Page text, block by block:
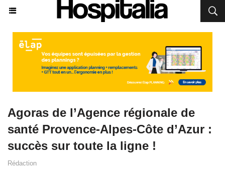
Agoras de l’Agence régionale de
santé Provence-Alpes-Côte d’Azur :
succès sur toute la ligne !
Rédaction